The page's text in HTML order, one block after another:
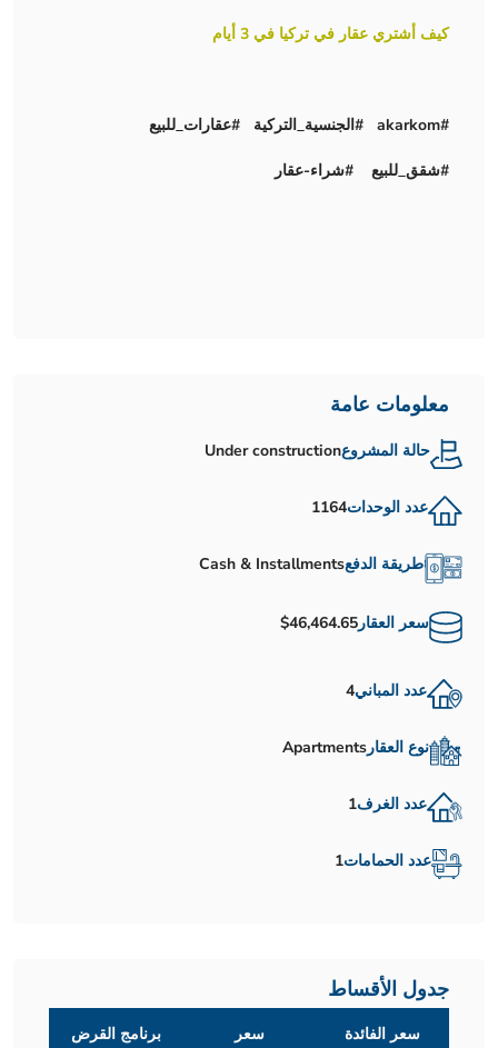
كيف أشتري عقار في تركيا في 3 أيام
#akarkom #الجنسية_التركية #عقارات_للبيع
#شقق_للبيع #شراء-عقار
معلومات عامة
حالة المشروعUnder construction
عدد الوحدات1164
طريقة الدفعCash & Installments
سعر العقار$46,464.65
عدد المباني4
نوع العقارApartments
عدد الغرف1
عدد الحمامات1
جدول الأقساط
سعر الفائدة سعر برنامج القرض